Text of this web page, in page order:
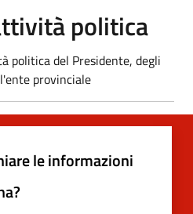
politica
politica del Presidente, degli
provinciale
le informazioni